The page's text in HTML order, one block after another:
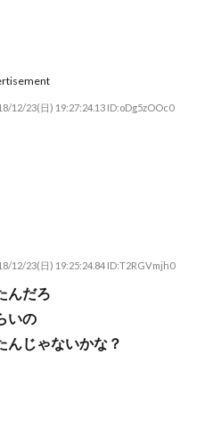
12/23(日) 19:27:24.13 ID:oDg5zOOc0
12/23(日) 19:25:24.84 ID:T2RGVmjh0
んだろ
いの
んじゃないかな？